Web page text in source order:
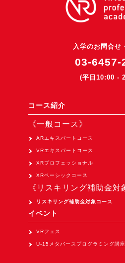
《最新プロダクト》
超体験★販促システム『XR
バーチャルイベントプラットフォ
3D空間キャプチャーアプリ『
製造現場を革新する！『XR
>XR Museum『Artlogue』開発中
《企業研修》
Unity研修
HoloLens 2 アプリ開発研修
《研究会》
XRビジネスフォーラム
入学のお問合せ
03-6457-
(平日10:00 -
コース紹介
《一般コース》
ARエキスパートコース
VRエキスパートコース
XRプロフェッショナル
XRベーシックコース
《リスキリング補助金対
リスキリング補助金対象コース
イベント
VRフェス
U-15メタバースプログラミング講座